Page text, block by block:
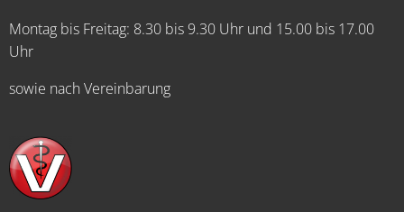
Montag bis Freitag: 8.30 bis 9.30 Uhr und 15.00 bis 17.00
Uhr
sowie nach Vereinbarung